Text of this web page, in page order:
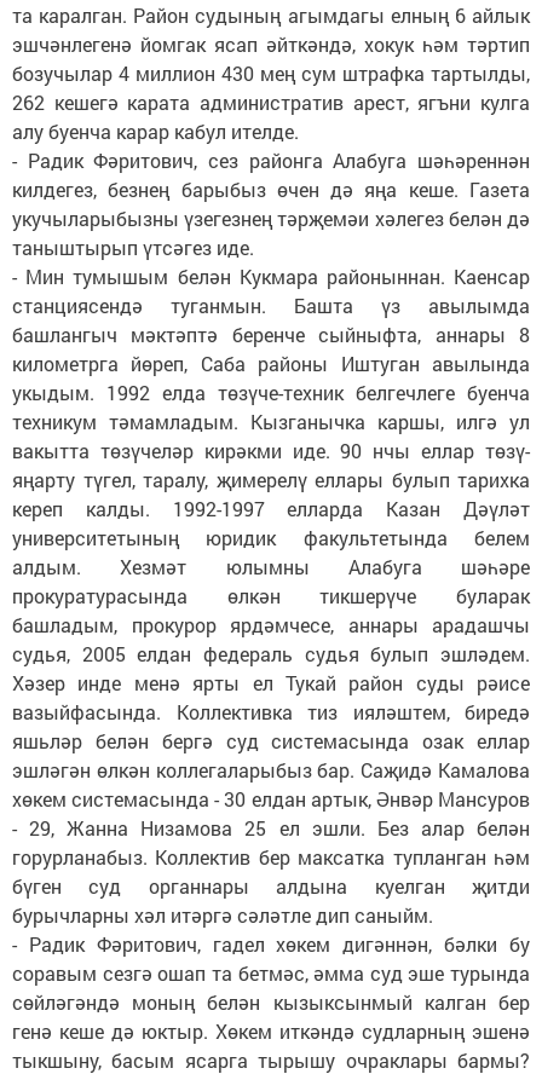
та каралган. Район судының агымдагы елның 6 айлык
эшчәнлегенә йомгак ясап әйткәндә, хокук һәм тәртип
бозучылар 4 миллион 430 мең сум штрафка тартылды,
262 кешегә карата административ арест, ягъни кулга
алу буенча карар кабул ителде.
- Радик Фәритович, сез районга Алабуга шәһәреннән
килдегез, безнең барыбыз өчен дә яңа кеше. Газета
укучыларыбызны үзегезнең тәрҗемәи хәлегез белән дә
таныштырып үтсәгез иде.
- Мин тумышым белән Кукмара районыннан. Каенсар
станциясендә туганмын. Башта үз авылымда
башлангыч мәктәптә беренче сыйныфта, аннары 8
километрга йөреп, Саба районы Иштуган авылында
укыдым. 1992 елда төзүче-техник белгечлеге буенча
техникум тәмамладым. Кызганычка каршы, илгә ул
вакытта төзүчеләр кирәкми иде. 90 нчы еллар төзү-
яңарту түгел, таралу, җимерелү еллары булып тарихка
кереп калды. 1992-1997 елларда Казан Дәүләт
университетының юридик факультетында белем
алдым. Хезмәт юлымны Алабуга шәһәре
прокуратурасында өлкән тикшерүче буларак
башладым, прокурор ярдәмчесе, аннары арадашчы
судья, 2005 елдан федераль судья булып эшләдем.
Хәзер инде менә ярты ел Тукай район суды рәисе
вазыйфасында. Коллективка тиз ияләштем, биредә
яшьләр белән бергә суд системасында озак еллар
эшләгән өлкән коллегаларыбыз бар. Саҗидә Камалова
хөкем системасында - 30 елдан артык, Әнвәр Мансуров
- 29, Жанна Низамова 25 ел эшли. Без алар белән
горурланабыз. Коллектив бер максатка тупланган һәм
бүген суд органнары алдына куелган җитди
бурычларны хәл итәргә сәләтле дип саныйм.
- Радик Фәритович, гадел хөкем дигәннән, бәлки бу
соравым сезгә ошап та бетмәс, әмма суд эше турында
сөйләгәндә моның белән кызыксынмый калган бер
генә кеше дә юктыр. Хөкем иткәндә судларның эшенә
тыкшыну, басым ясарга тырышу очраклары бармы?